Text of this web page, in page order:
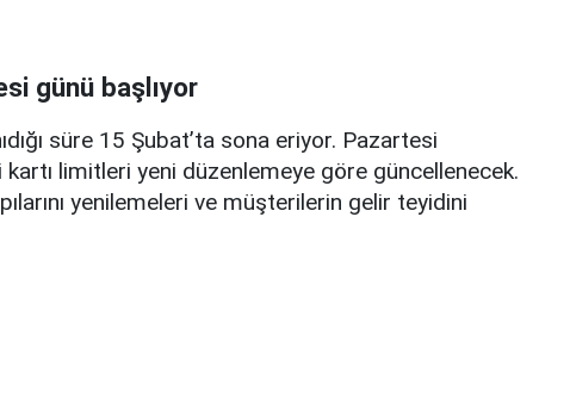
günü başlıyor
süre 15 Şubat’ta sona eriyor. Pazartesi
limitleri yeni düzenlemeye göre güncellenecek.
yenilemeleri ve müşterilerin gelir teyidini